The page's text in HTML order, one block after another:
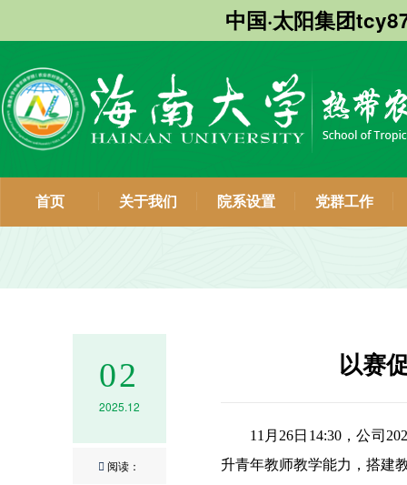
中国·太阳集团
首页 关于我们 院系设置 党群工作
02
2025.12
阅读：
以赛
11月26日14:30，公司
升青年教师教学能力，搭建